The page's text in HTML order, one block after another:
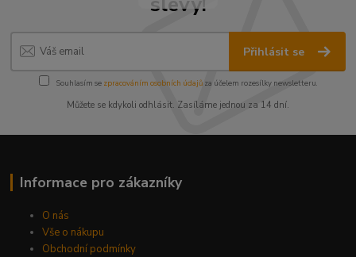
Přihlásit se
Souhlasím se zpracováním osobních údajůza účelem rozesílky newsletteru.
Můžete se kdykoli odhlásit. Zasíláme jednou za 14 dní.
Informace pro zákazníky
O nás
Vše o nákupu
Obchodní podmínky